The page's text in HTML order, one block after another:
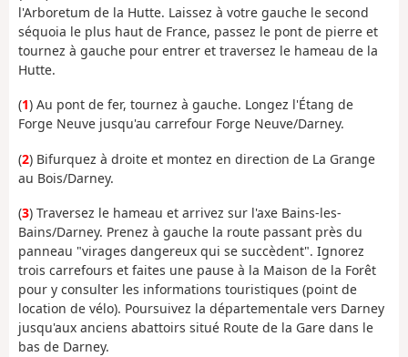
l'Arboretum de la Hutte. Laissez à votre gauche le second
séquoia le plus haut de France, passez le pont de pierre et
tournez à gauche pour entrer et traversez le hameau de la
Hutte.
(1) Au pont de fer, tournez à gauche. Longez l'Étang de
Forge Neuve jusqu'au carrefour Forge Neuve/Darney.
(2) Bifurquez à droite et montez en direction de La Grange
au Bois/Darney.
(3) Traversez le hameau et arrivez sur l'axe Bains-les-
Bains/Darney. Prenez à gauche la route passant près du
panneau "virages dangereux qui se succèdent". Ignorez
trois carrefours et faites une pause à la Maison de la Forêt
pour y consulter les informations touristiques (point de
location de vélo). Poursuivez la départementale vers Darney
jusqu'aux anciens abattoirs situé Route de la Gare dans le
bas de Darney.